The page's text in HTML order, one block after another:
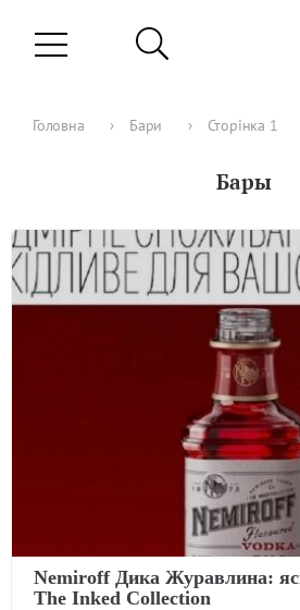
Головна › Бари › Сторiнка 1
Бары
Nemiroff Дика Журавлина:
The Inked Collection